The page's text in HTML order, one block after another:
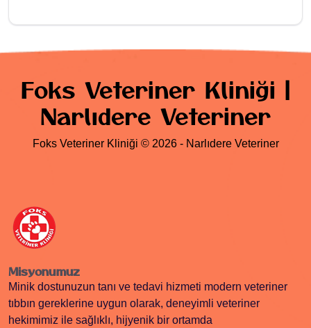
Foks Veteriner Kliniği |
Narlıdere Veteriner
Foks Veteriner Kliniği © 2026 - Narlıdere Veteriner
Misyonumuz
Minik dostunuzun tanı ve tedavi hizmeti modern veteriner
tıbbın gereklerine uygun olarak, deneyimli veteriner
hekimimiz ile sağlıklı, hijyenik bir ortamda